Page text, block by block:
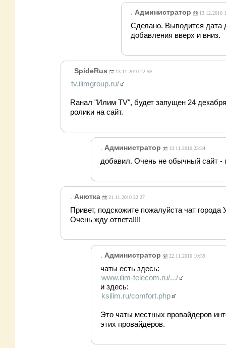
Администратор 13.12.2010
Сделано. Выводится дата
добавления вверх и вниз.
SpideRus 13.11.2010 22:59
tv.ilimgroup.ru/
Rанал "Илим TV", будет запущен 24
ролики на сайт.
Администратор 13.11.2010 23:34
добавил. Очень не обычный сайт -
Анютка 21.11.2010 22:27
Привет, подскожите пожалуйста чат
Очень жду ответа!!!!
Администратор 22.11.2010 10:59
чаты есть здесь:
www.ilim-telecom.ru/.../
и здесь:
ksilim.ru/comfort.php
Это чаты местных провайдеров
этих провайдеров.